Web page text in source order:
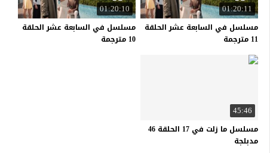
01:20:11
مسلسل في السابعة عشر الحلقة
11 مترجمة
01:20:10
مسلسل في السابعة عشر الحلقة
10 مترجمة
45:46
مسلسل ما زلت في 17 الحلقة 46
مدبلجة